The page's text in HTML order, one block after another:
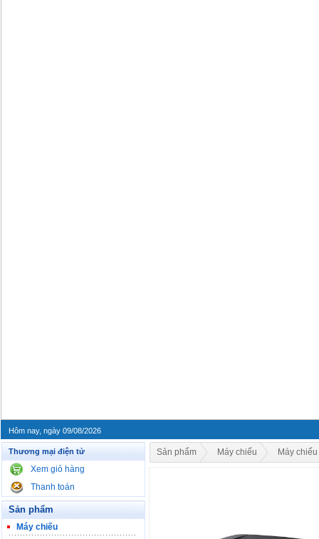
Hôm nay, ngày 09/08/2026
Thương mại điện tử
Xem giỏ hàng
Thanh toán
Sản phẩm
Máy chiếu
Sản phẩm Máy chiếu Máy